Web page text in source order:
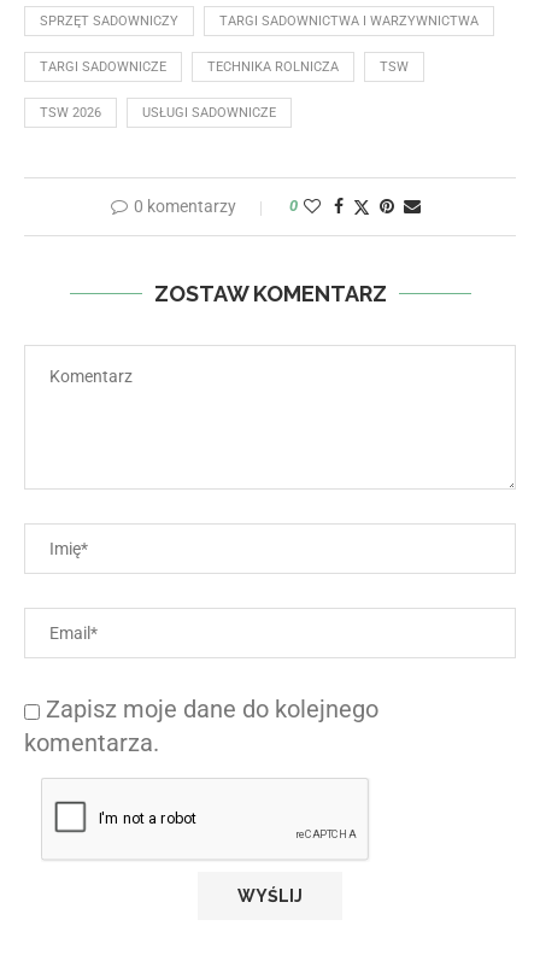
SPRZĘT SADOWNICZY TARGI SADOWNICTWA I WARZYWNICTWA
TARGI SADOWNICZE TECHNIKA ROLNICZA TSW
TSW 2026 USŁUGI SADOWNICZE
0 komentarzy 0
ZOSTAW KOMENTARZ
Zapisz moje dane do kolejnego
komentarza.